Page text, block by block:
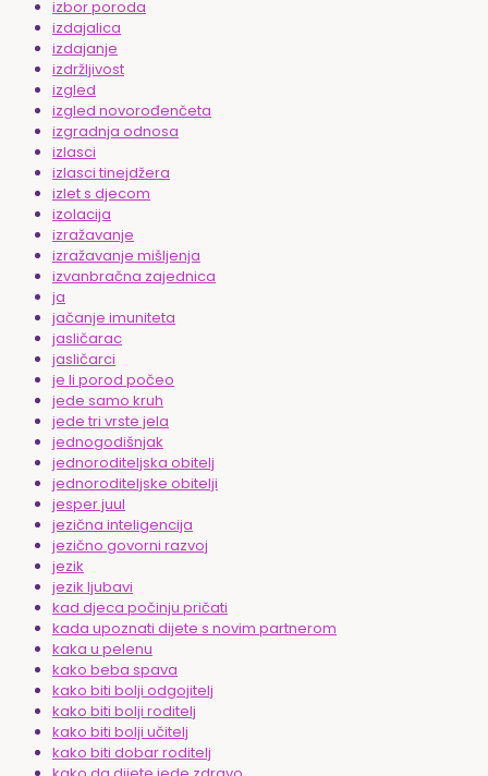
izbor poroda
izdajalica
izdajanje
izdržljivost
izgled
izgled novorođenčeta
izgradnja odnosa
izlasci
izlasci tinejdžera
izlet s djecom
izolacija
izražavanje
izražavanje mišljenja
izvanbračna zajednica
ja
jačanje imuniteta
jasličarac
jasličarci
je li porod počeo
jede samo kruh
jede tri vrste jela
jednogodišnjak
jednoroditeljska obitelj
jednoroditeljske obitelji
jesper juul
jezična inteligencija
jezično govorni razvoj
jezik
jezik ljubavi
kad djeca počinju pričati
kada upoznati dijete s novim partnerom
kaka u pelenu
kako beba spava
kako biti bolji odgojitelj
kako biti bolji roditelj
kako biti bolji učitelj
kako biti dobar roditelj